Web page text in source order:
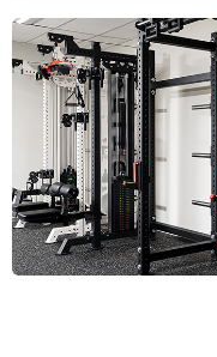
Fitnessstudio im Jahr
Schritt 1: Bieten sie
Racks an?
Schritt 2: Erfüllen sie
Vielseitigkeit?
Schritt 3: Unterstützen